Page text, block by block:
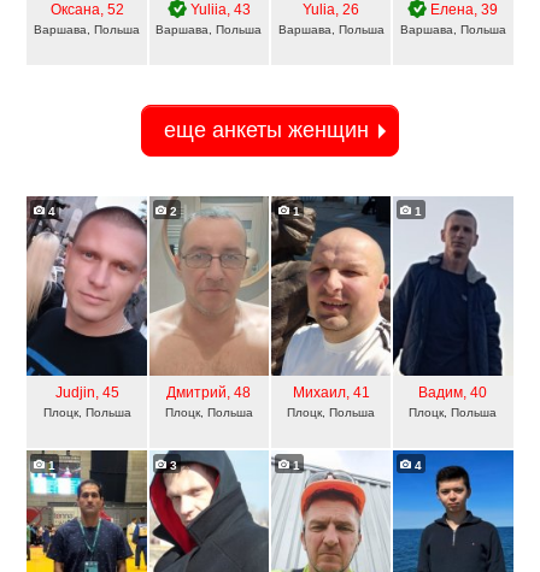
Оксана, 52
Варшава, Польша
Yuliia, 43
Варшава, Польша
Yulia, 26
Варшава, Польша
Елена, 39
Варшава, Польша
еще анкеты женщин
4
Judjin, 45
Плоцк, Польша
2
Дмитрий, 48
Плоцк, Польша
1
Михаил, 41
Плоцк, Польша
1
Вадим, 40
Плоцк, Польша
1 3 1 4